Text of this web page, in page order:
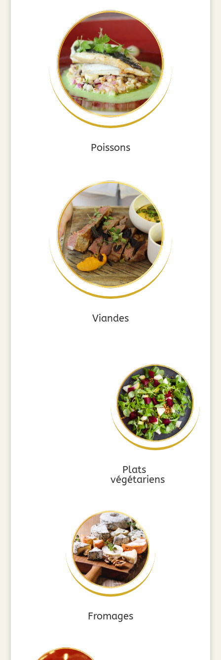
Poissons
Viandes
Plats
végétariens
Fromages